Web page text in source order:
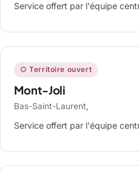
Service offert par l'équipe
○ Territoire ouvert
Mont-Joli
Bas-Saint-Laurent,
Service offert par l'équipe